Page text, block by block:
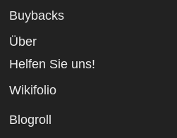
Buybacks
Über
Helfen Sie uns!
Wikifolio
Blogroll